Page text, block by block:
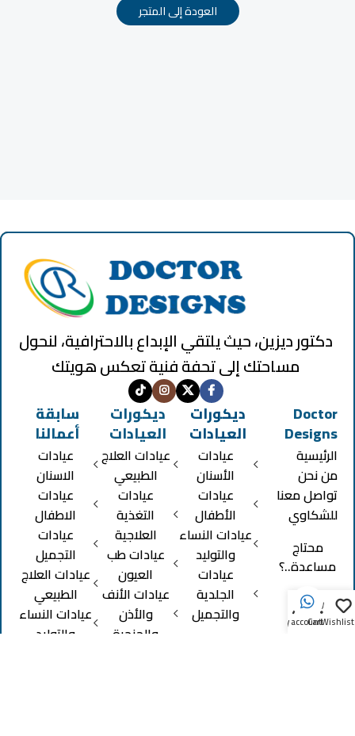
العودة إلى المتجر
دكتور ديزين، حيث يلتقي الإبداع بالاحترافية، لنحول
مساحتك إلى تحفة فنية تعكس هويتك
Doctor
Designs
الرئيسية
من نحن
تواصل معنا
للشكاوي
ديكورات
العيادات
عيادات
الأسنان
عيادات
الأطفال
عيادات النساء
والتوليد
عيادات
الجلدية
والتجميل
ديكورات
العيادات
عيادات العلاج
الطبيعي
عيادات
التغذية
العلاجية
عيادات طب
العيون
عيادات الأنف
والأذن
والحنجرة
سابقة
أعمالنا
عيادات
الاسنان
عيادات
الاطفال
عيادات
التجميل
عيادات العلاج
الطبيعي
عيادات النساء
والتوليد
محتاج
مساعدة..؟
Wishlist
0
Cart
My account